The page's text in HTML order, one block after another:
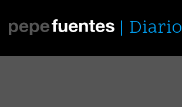
Diario